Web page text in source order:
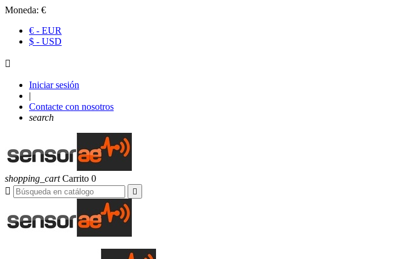
Moneda: €
€ - EUR
$ - USD

Iniciar sesión
|
Contacte con nosotros
search
shopping_cart Carrito 0

